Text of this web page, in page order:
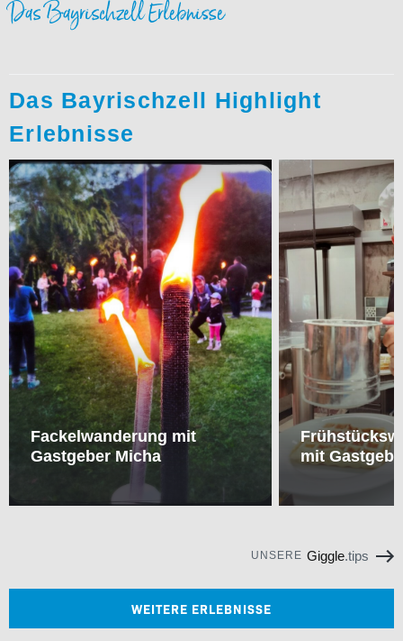
Das Bayrischzell Erlebnisse
Das Bayrischzell Highlight
Erlebnisse
Fackelwanderung mit
Gastgeber Micha
mit
UNSERE Giggle.tips
WEITERE ERLEBNISSE